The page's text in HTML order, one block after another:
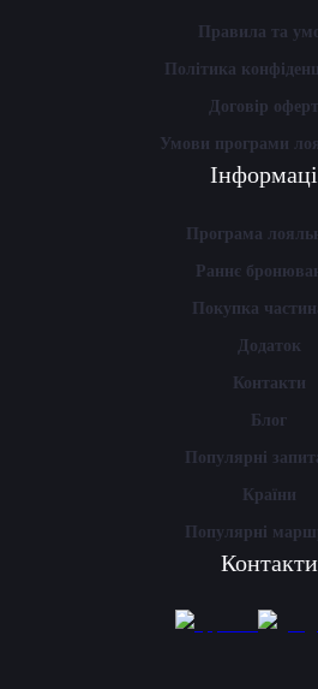
Правила та
Політика
Договір
Умови програми
Програма
Раннє
Покупка
Додаток
Контакти
Блог
Популярні
Країни
Популярні
Контакти